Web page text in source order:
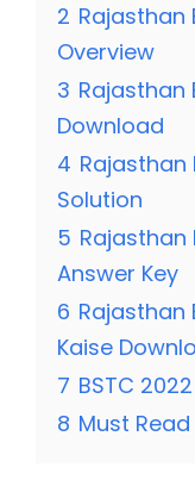
2 Rajasthan
Overview
3 Rajasthan
Download
4 Rajasthan
Solution
5 Rajasthan
Answer Key
6 Rajasthan
Kaise
7 BSTC
8 Must